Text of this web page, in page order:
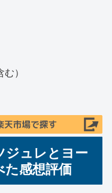
）
ュレとヨー
感想評価